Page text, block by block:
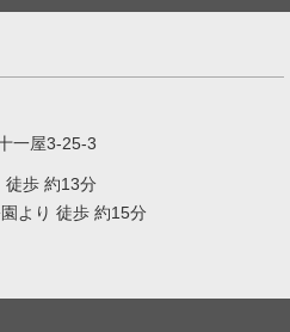
一屋3-25-3
徒歩 約13分
より 徒歩 約15分